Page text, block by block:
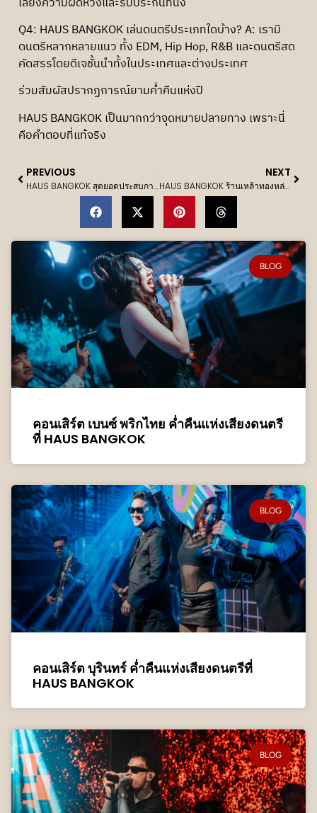
Q4: HAUS BANGKOK เล่นดนตรีประเภทใดบ้าง? A: เรามี
ดนตรีหลากหลายแนว ทั้ง EDM, Hip Hop, R&B และดนตรีสด
คัดสรรโดยดีเจชั้นนำทั้งในประเทศและต่างประเทศ
ร่วมสัมผัสปรากฏการณ์ยามค่ำคืนแห่งปี
HAUS BANGKOK เป็นมากกว่าจุดหมายปลายทาง เพราะนี่
คือคำตอบที่แท้จริง
PREVIOUS
HAUS BANGKOK สุดยอดประสบการณ์ Nightlife ในกรุงเทพฯ 2025 ที่คุณไม่ควรพลาด!
NEXT
HAUS BANGKOK ร้านเหล้าทองหล่อ สุดหรู พร้อมค็อกเทล ดนตรีสด และดีเจระดับท็อป
more posts:
BLOG
คอนเสิร์ต เบนซ์ พริกไทย ค่ำคืนแห่งเสียงดนตรี
ที่ HAUS BANGKOK
BLOG
คอนเสิร์ต บุรินทร์ ค่ำคืนแห่งเสียงดนตรีที่
HAUS BANGKOK
BLOG